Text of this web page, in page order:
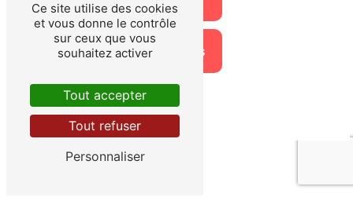
Contactez-nous
Ce site utilise des cookies
et vous donne le contrôle
sur ceux que vous
souhaitez activer
Tout accepter
Tout refuser
Personnaliser